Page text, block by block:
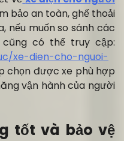
bảo an toàn, ghế thoải
nếu muốn so sánh các
có thể truy cập:
xe-dien-cho-nguoi-
chọn được xe phù hợp
vận hành của người
tốt và bảo vệ